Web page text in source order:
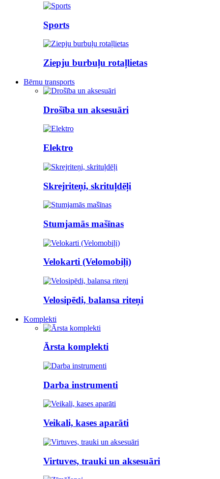
Sports
Ziepju burbuļu rotaļlietas
Bērnu transports
Drošība un aksesuāri
Elektro
Skrejriteņi, skrituļdēļi
Stumjamās mašīnas
Velokarti (Velomobiļi)
Velosipēdi, balansa riteņi
Komplekti
Ārsta komplekti
Darba instrumenti
Veikali, kases aparāti
Virtuves, trauki un aksesuāri